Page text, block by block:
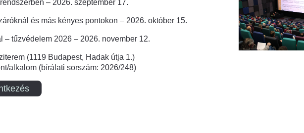
– 2026. szeptember 17.
és más kényes pontokon – 2026. október 15.
tűzvédelem 2026 – 2026. november 12.
(1119 Budapest, Hadak útja 1.)
alkalom (bírálati sorszám: 2026/248)